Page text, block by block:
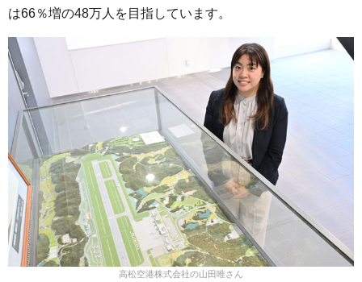
は66％増の48万人を目指しています。
高松空港株式会社の山田唯さん